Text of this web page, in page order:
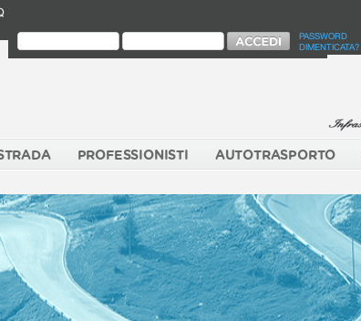
PASSWORD
DIMENTICATA?
PROFESSIONISTI AUTOTRASPORTO